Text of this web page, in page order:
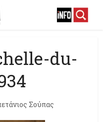
du-
Σούπας